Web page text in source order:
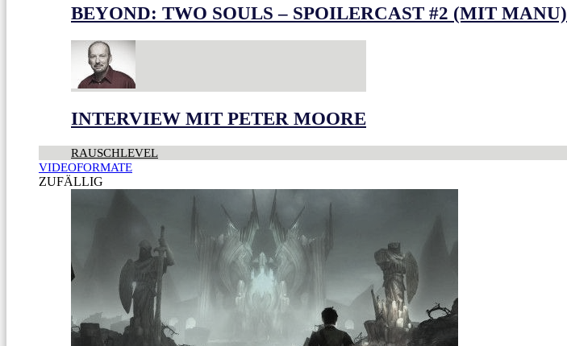
BEYOND: TWO SOULS – SPOILERCAST #2 (MIT MANU)
INTERVIEW MIT PETER MOORE
RAUSCHLEVEL
VIDEOFORMATE
ZUFÄLLIG